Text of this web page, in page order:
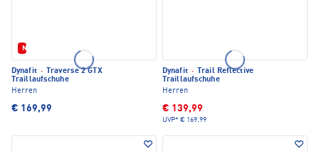
Neu
Dynafit ·
Traverse 2 GTX
Traillaufschuhe
Herren
€ 169,99
Dynafit ·
Trail Reflective
Traillaufschuhe
Herren
€ 139,99
UVP* € 169,99